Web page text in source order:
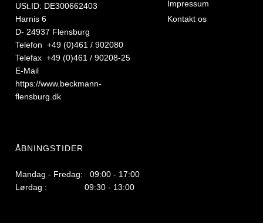
USt.ID: DE300662403
Harnis 6
D- 24937 Flensburg
Telefon +49 (0)461 / 902080
Telefax +49 (0)461 / 90208-25
E-Mail
https://www.beckmann-
flensburg.dk
ÅBNINGSTIDER
Mandag - Fredag: 09:00 - 17:00
Lørdag : 09:30 - 13:00
Impressum
Kontakt os